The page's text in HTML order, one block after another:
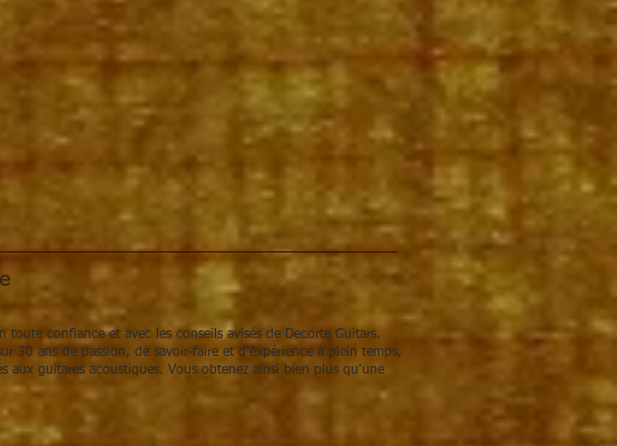
toute confiance et avec les conseils avisés de Decorte Guitars.
30 ans de passion, de savoir-faire et d'expérience à plein temps,
aux guitares acoustiques. Vous obtenez ainsi bien plus qu'une